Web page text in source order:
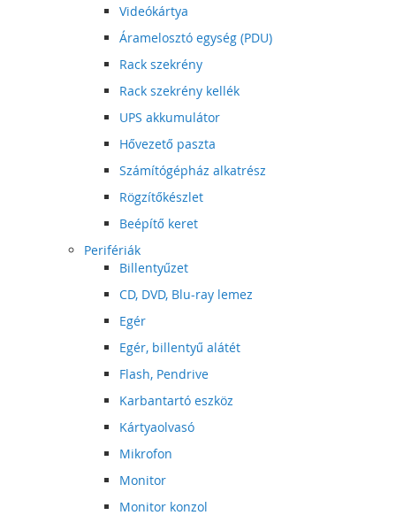
Videókártya
Áramelosztó egység (PDU)
Rack szekrény
Rack szekrény kellék
UPS akkumulátor
Hővezető paszta
Számítógépház alkatrész
Rögzítőkészlet
Beépítő keret
Perifériák
Billentyűzet
CD, DVD, Blu-ray lemez
Egér
Egér, billentyű alátét
Flash, Pendrive
Karbantartó eszköz
Kártyaolvasó
Mikrofon
Monitor
Monitor konzol